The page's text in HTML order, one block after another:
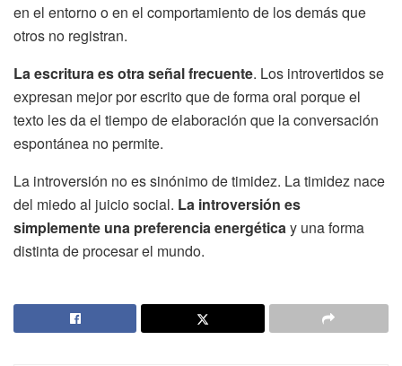
en el entorno o en el comportamiento de los demás que
otros no registran.
La escritura es otra señal frecuente. Los introvertidos se
expresan mejor por escrito que de forma oral porque el
texto les da el tiempo de elaboración que la conversación
espontánea no permite.
La introversión no es sinónimo de timidez. La timidez nace
del miedo al juicio social. La introversión es
simplemente una preferencia energéticay una forma
distinta de procesar el mundo.